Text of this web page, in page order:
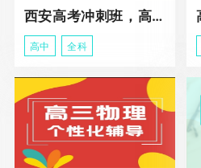
西安高考冲刺班，高三全科辅导
高中 全科